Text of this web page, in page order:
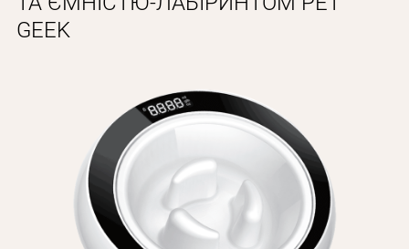
НОВИНКИ
АКЦІЇ
Оплата і доставка
Програма лояльності
GEEK